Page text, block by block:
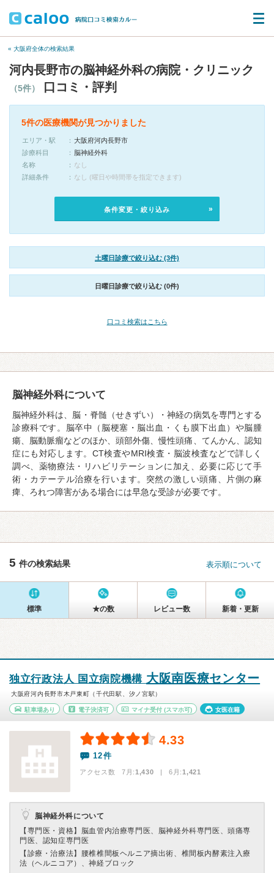
« 大阪府全体の検索結果
河内長野市の脳神経外科の病院・クリニック
（5件） 口コミ・評判
5件の医療機関が見つかりました
エリア・駅
大阪府河内長野市
診療科目
脳神経外科
名称
なし
詳細条件
なし (曜日や時間帯を指定できます)
条件変更・絞り込み
土曜日診療で絞り込む (3件)
日曜日診療で絞り込む (0件)
口コミ検索はこちら
脳神経外科について
脳神経外科は、脳・脊髄（せきずい）・神経の病気を専門とする
診療科です。脳卒中（脳梗塞・脳出血・くも膜下出血）や脳腫
瘍、脳動脈瘤などのほか、頭部外傷、慢性頭痛、てんかん、認知
症にも対応します。CT検査やMRI検査・脳波検査などで詳しく
調べ、薬物療法・リハビリテーションに加え、必要に応じて手
術・カテーテル治療を行います。突然の激しい頭痛、片側の麻
痺、ろれつ障害がある場合には早急な受診が必要です。
5 件の検索結果 表示順について
標準 ★の数 レビュー数 新着・更新
独立行政法人 国立病院機構 大阪南医療センター
大阪府河内長野市木戸東町（千代田駅、汐ノ宮駅）
駐車場あり 電子決済可 マイナ受付 (スマホ可) 女医在籍
4.33
12件
アクセス数 7月:1,430 | 6月:1,421
脳神経外科について
【専門医・資格】 脳血管内治療専門医、脳神経外科専門医、頭痛専
門医、認知症専門医
【診療・治療法】
腰椎椎間板ヘルニア摘出術、椎間板内酵素注入療
法（ヘルニコア）、神経ブロック